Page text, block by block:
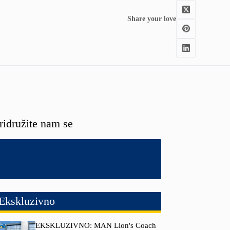
Share your love
nam se
EKSKLUZIVNO: MAN Lion's Coach